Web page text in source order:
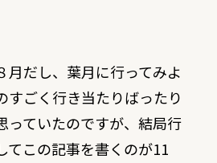
月だし、葉月に行ってみよ
すごく行き当たりばったり
っていたのですが、結局行
てこの記事を書くのが11